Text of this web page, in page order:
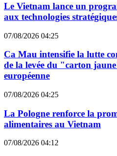
Le Vietnam lance un
aux technologies
07/08/2026 04:25
Ca Mau intensifie la lutte
de la levée du "carton
européenne
07/08/2026 04:25
La Pologne renforce la
alimentaires au Vietnam
07/08/2026 04:12